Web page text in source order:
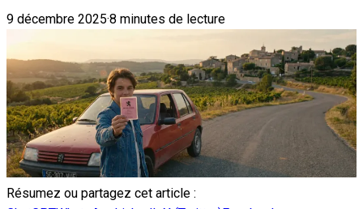
9 décembre 2025·8 minutes de lecture
Résumez ou partagez cet article :